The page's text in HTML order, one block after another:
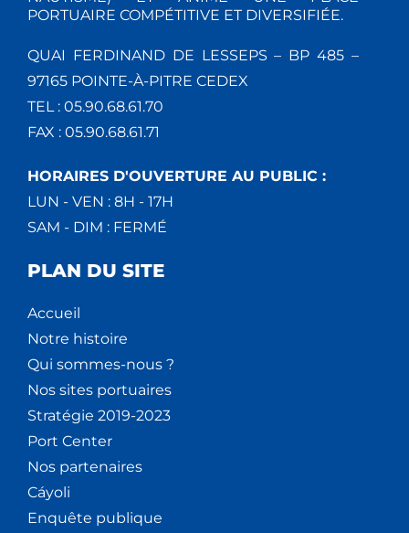
PORTUAIRE COMPÉTITIVE ET DIVERSIFIÉE.
QUAI FERDINAND DE LESSEPS – BP 485 –
97165 POINTE-À-PITRE CEDEX
TEL : 05.90.68.61.70
FAX : 05.90.68.61.71
HORAIRES D'OUVERTURE AU PUBLIC :
LUN - VEN : 8H - 17H
SAM - DIM : FERMÉ
PLAN DU SITE
Accueil
Notre histoire
Qui sommes-nous ?
Nos sites portuaires
Stratégie 2019-2023
Port Center
Nos partenaires
Cáyoli
Enquête publique